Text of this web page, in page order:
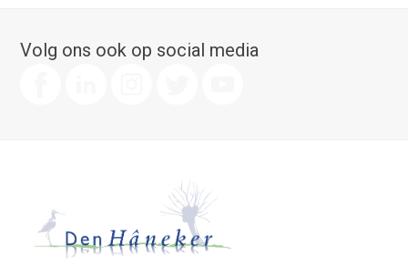
Volg ons ook op social media